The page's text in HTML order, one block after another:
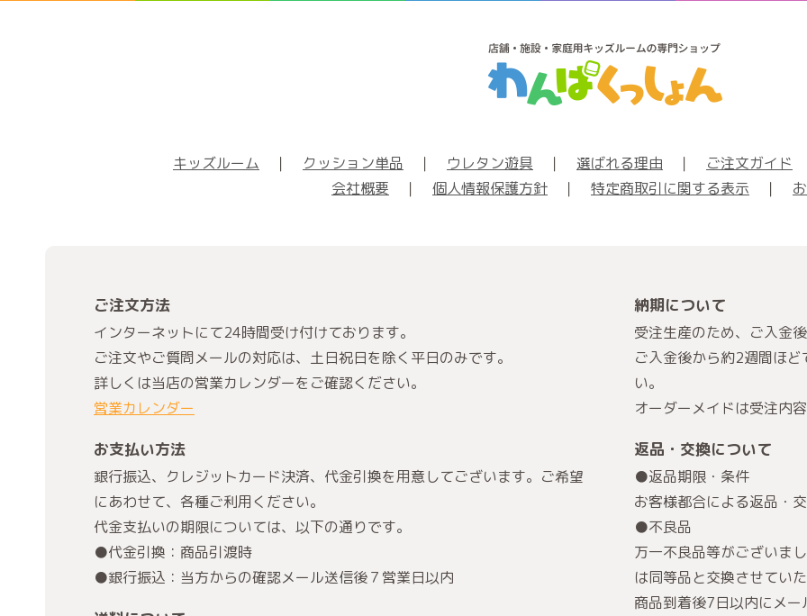
キッズルーム ｜ クッション単品 ｜ ウレタン遊具 ｜ 選ばれる理由 ｜ ご注文ガイド
会社概要 ｜ 個人情報保護方針 ｜ 特定商取引に関する表示 ｜
ご注文方法
インターネットにて24時間受け付けております。
ご注文やご質問メールの対応は、土日祝日を除く平日のみです。
詳しくは当店の営業カレンダーをご確認ください。
営業カレンダー
お支払い方法
銀行振込、クレジットカード決済、代金引換を用意してございます。ご希望
にあわせて、各種ご利用ください。
代金支払いの期限については、以下の通りです。
●代金引換：商品引渡時
●銀行振込：当方からの確認メール送信後７営業日以内
納期について
受注生産のため、ご入金
ご入金後から約2週間ほ
い。
オーダーメイドは受注内
返品・交換について
●返品期限・条件
お客様都合による返品・
●不良品
万一不良品等がございま
は同等品と交換させてい
商品到着後7日以内にメ